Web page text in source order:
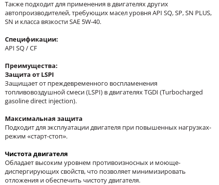
Также подходит для применения в двигателях других
автопроизводителей, требующих масел уровня API SQ, SP, SN PLUS,
SN и класса вязкости SAE 5W-40.
Спецификации:
API SQ / СF
Преимущества:
Защита от LSPI
Защищает от преждевременного воспламенения
топливовоздушной смеси (LSPI) в двигателях TGDI (Turbocharged
gasoline direct injection).
Максимальная защита
Подходит для эксплуатации двигателя при повышенных нагрузках-
режим «старт-стоп».
Чистота двигателя
Обладает высоким уровнем противоизносных и моюще-
диспергирующих свойств, что позволяет минимизировать
отложения и обеспечить чистоту двигателя.